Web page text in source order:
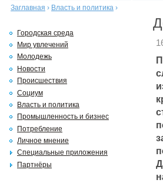
Заглавная › Власть и политика ›
Городская среда
Мир увлечений
Молодежь
Новости
Происшествия
Социум
Власть и политика
Промышленность и бизнес
Потребление
Личное мнение
Специальные приложения
Партнёры